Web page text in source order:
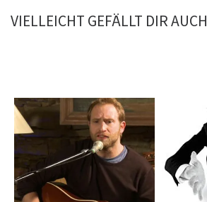
VIELLEICHT GEFÄLLT DIR AUCH